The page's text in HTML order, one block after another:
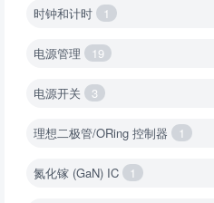
时钟和计时 1
电源管理 19
电源开关 3
理想二极管/ORing 控制器 1
氮化镓 (GaN) IC 1